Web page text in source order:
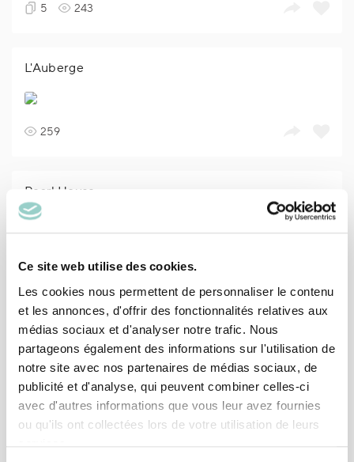
Ce site web utilise des cookies.
Les cookies nous permettent de personnaliser le contenu
et les annonces, d'offrir des fonctionnalités relatives aux
médias sociaux et d'analyser notre trafic. Nous
partageons également des informations sur l'utilisation de
notre site avec nos partenaires de médias sociaux, de
publicité et d'analyse, qui peuvent combiner celles-ci
avec d'autres informations que vous leur avez fournies
ou qu'ils ont collectées lors de votre utilisation de leurs
5 243
L'Auberge
259
Pearl House
Maison du Lac Saint-Pierre